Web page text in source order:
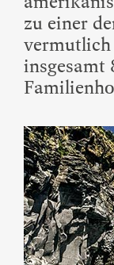
zu einer
vermutlich
insgesamt